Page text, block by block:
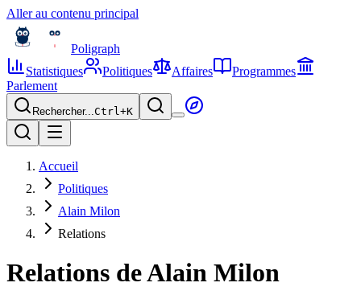
Aller au contenu principal
Poligraph
Statistiques
Politiques Affaires
Programmes
Parlement
Rechercher...Ctrl+K
Accueil
Politiques
Alain Milon
Relations
Relations deAlain Milon